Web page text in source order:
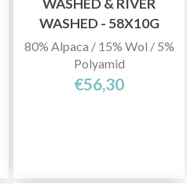
WASHED & RIVER
WASHED - 58X10G
80% Alpaca / 15% Wol / 5%
Polyamid
€56,30